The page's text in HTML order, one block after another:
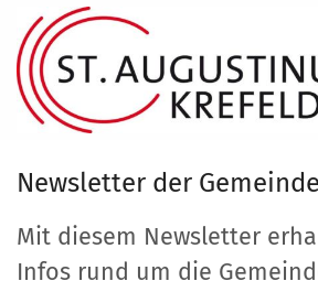
Zum Inhalt springen
Newsletter der
Mit diesem Newsletter
Infos rund um die